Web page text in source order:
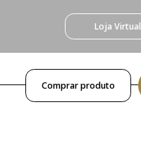
Loja Virtual
Comprar produto